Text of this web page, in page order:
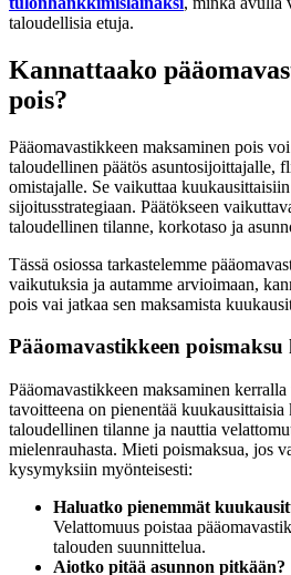
taloudellisia etuja.
Kannattaako
pois?
Pääomavastikkeen maksaminen pois
taloudellinen päätös asuntosijoittajalle,
omistajalle. Se vaikuttaa
sijoitusstrategiaan. Päätökseen
taloudellinen tilanne, korkotaso ja
Tässä osiossa tarkastelemme
vaikutuksia ja autamme arvioimaan,
pois vai jatkaa sen maksamista
Pääomavastikkeen
Pääomavastikkeen maksaminen
tavoitteena on pienentää kuukausittaisia
taloudellinen tilanne ja nauttia
mielenrauhasta. Mieti poismaksua, jos
kysymyksiin myönteisesti:
Haluatko pienemmät
Velattomuus poistaa
talouden suunnittelua.
Aiotko pitää asunnon pitkään?